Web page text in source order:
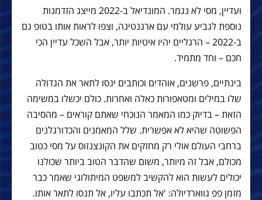
ועדיין, מסי לא נגמר. המונדיאל ב-2022 מייצג הזדמנות
נוספת לגביע עולמי עם ארגנטינה, וצפו לראות אותו בטופ גם
ב-2022 – הרגליים יהיו איטיות יותר, אבל השכל עדיין הכי
חכם – וחד מתמיד.
בינתיים, פרשנים, אוהדים וכותבים ינסו לתאר את הגדולה
שלו במילים ומטאפורות כאלה ואחרות. כולם יכשלו במשימה
הזאת – בדיוק כמו המאמר הנוכחי שאתם קוראים – מהסיבה
הפשוטה שהיא לא אפשרית. שלל המאמנים והכדורגלנים
ברחבי העולם אולי רק מחזקים את הקונצנזוס על מסי כטוב
מכולם, אבל זה מיותר, משום שהדבר הטוב ביותר שכולנו
יכולים לעשות הוא להקשיב למשפט המיתולוגי שאמר כבר
מזמן פפ גווארדיולה: 'אל תכתבו עליו, אל תנסו לתאר אותו.